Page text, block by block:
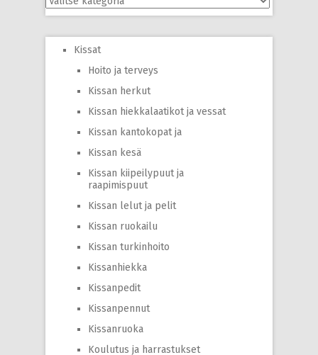
Kissat
Hoito ja terveys
Kissan herkut
Kissan hiekkalaatikot ja vessat
Kissan kantokopat ja
Kissan kesä
Kissan kiipeilypuut ja
raapimispuut
Kissan lelut ja pelit
Kissan ruokailu
Kissan turkinhoito
Kissanhiekka
Kissanpedit
Kissanpennut
Kissanruoka
Koulutus ja harrastukset